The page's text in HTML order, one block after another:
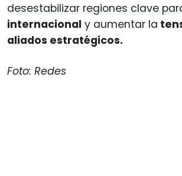
desestabilizar regiones clave
internacional y aumentar la
aliados estratégicos.
Foto: Redes